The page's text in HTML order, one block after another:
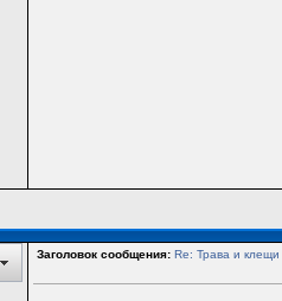
Заголовок сообщения: Re: Трава и клещи